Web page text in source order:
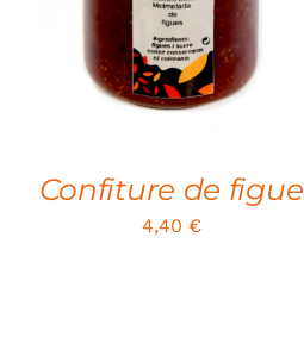
Confiture de figue
4,40 €